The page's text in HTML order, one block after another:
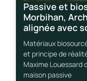
Passive et
Morbihan,
alignée avec
Matériaux
et principe de
Maxime Louessard
maison passive